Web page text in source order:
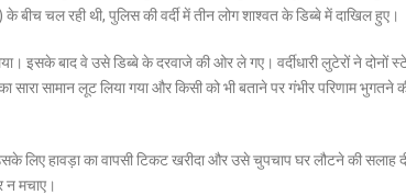
चल रही थी, पुलिस की वर्दी में तीन लोग शाश्वत के डिब्बे में दाखिल हुए।
इसके बाद वे उसे डिब्बे के दरवाजे की ओर ले गए। वर्दीधारी लुटेरों ने दोनों
सामान लूट लिया गया और किसी को भी बताने पर गंभीर परिणाम भुगतने
लिए हावड़ा का वापसी टिकट खरीदा और उसे चुपचाप घर लौटने की सलाह
न मचाए।